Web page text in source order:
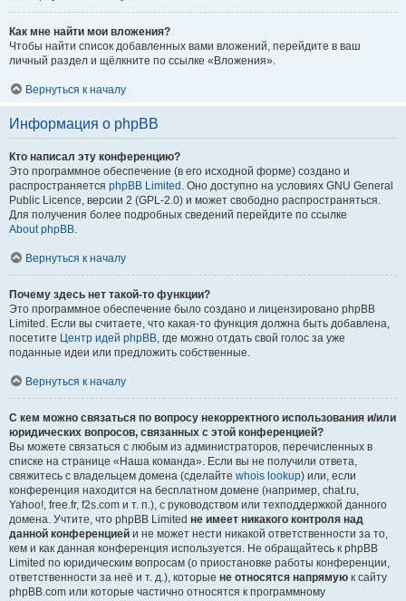
Как мне найти мои вложения?
Чтобы найти список добавленных вами вложений, перейдите в ваш
личный раздел и щёлкните по ссылке «Вложения».
Вернуться к началу
Информация о phpBB
Кто написал эту конференцию?
Это программное обеспечение (в его исходной форме) создано и
распространяется phpBB Limited . Оно доступно на условиях GNU General
Public Licence, версии 2 (GPL-2.0) и может свободно распространяться.
Для получения более подробных сведений перейдите по ссылке
About phpBB.
Вернуться к началу
Почему здесь нет такой-то функции?
Это программное обеспечение было создано и лицензировано phpBB
Limited. Если вы считаете, что какая-то функция должна быть добавлена,
посетите Центр идей phpBB, где можно отдать свой голос за уже
поданные идеи или предложить собственные.
Вернуться к началу
С кем можно связаться по вопросу некорректного использования и/или
юридических вопросов, связанных с этой конференцией?
Вы можете связаться с любым из администраторов, перечисленных в
списке на странице «Наша команда». Если вы не получили ответа,
свяжитесь с владельцем домена (сделайте whois lookup) или, если
конференция находится на бесплатном домене (например, chat.ru,
Yahoo!, free.fr, f2s.com и т. п.), с руководством или техподдержкой данного
домена. Учтите, что phpBB Limited не имеет никакого контроля над
данной конференцией и не может нести никакой ответственности за то,
кем и как данная конференция используется. Не обращайтесь к phpBB
Limited по юридическим вопросам (о приостановке работы конференции,
ответственности за неё и т. д.), которые не относятся напрямую к сайту
phpBB.com или которые частично относятся к программному